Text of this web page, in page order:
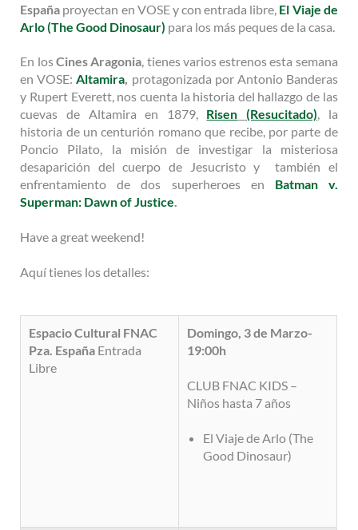
España proyectan en VOSE y con entrada libre, El Viaje de
Arlo (The Good Dinosaur) para los más peques de la casa.
En losCines Aragonia, tienes varios estrenos esta semana
en VOSE:Altamira, protagonizada por Antonio Banderas
y Rupert Everett, nos cuenta la historia del hallazgo de las
cuevas de Altamira en 1879, Risen (Resucitado), la
historia de un centurión romano que recibe, por parte de
Poncio Pilato, la misión de investigar la misteriosa
desaparición del cuerpo de Jesucristo y también el
enfrentamiento de dos superheroes en Batman v.
Superman: Dawn of Justice.
Have a great weekend!
Aquí tienes los detalles:
Espacio Cultural FNAC
Pza. España Entrada
Libre
Domingo, 3 de Marzo-
19:00h
CLUB FNAC KIDS –
Niños hasta 7 años
El Viaje de Arlo (The
Good Dinosaur)